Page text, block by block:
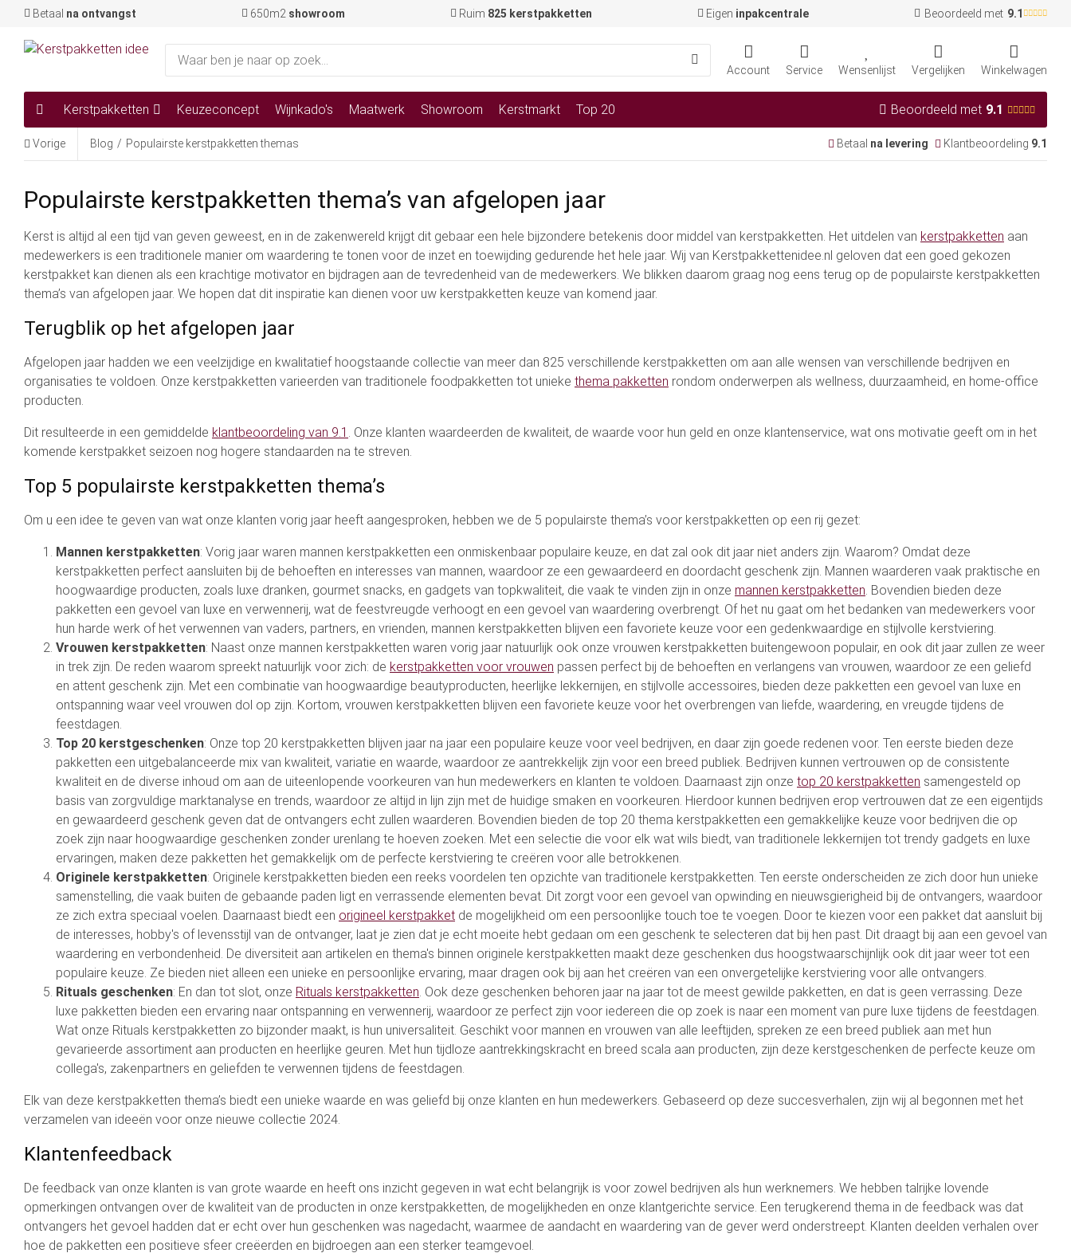
Betaal na ontvangst 650m2 showroom Ruim 825 kerstpakketten Eigen inpakcentrale Beoordeeld met 9.1
Account Service Wensenlijst Vergelijken Winkelwagen
Kerstpakketten Keuzeconcept Wijnkado's Maatwerk Showroom Kerstmarkt Top 20 Beoordeeld met 9.1
Vorige Blog / Populairste kerstpakketten themas Betaal na levering Klantbeoordeling 9.1
Populairste kerstpakketten thema’s van afgelopen jaar
Kerst is altijd al een tijd van geven geweest, en in de zakenwereld krijgt dit gebaar een hele bijzondere betekenis door middel van kerstpakketten. Het uitdelen van kerstpakketten aan
medewerkers is een traditionele manier om waardering te tonen voor de inzet en toewijding gedurende het hele jaar. Wij van Kerstpakkettenidee.nl geloven dat een goed gekozen
kerstpakket kan dienen als een krachtige motivator en bijdragen aan de tevredenheid van de medewerkers. We blikken daarom graag nog eens terug op de populairste kerstpakketten
thema’s van afgelopen jaar. We hopen dat dit inspiratie kan dienen voor uw kerstpakketten keuze van komend jaar.
Terugblik op het afgelopen jaar
Afgelopen jaar hadden we een veelzijdige en kwalitatief hoogstaande collectie van meer dan 825 verschillende kerstpakketten om aan alle wensen van verschillende bedrijven en
organisaties te voldoen. Onze kerstpakketten varieerden van traditionele foodpakketten tot unieke thema pakketten rondom onderwerpen als wellness, duurzaamheid, en home-office
producten.
Dit resulteerde in een gemiddelde klantbeoordeling van 9.1 . Onze klanten waardeerden de kwaliteit, de waarde voor hun geld en onze klantenservice, wat ons motivatie geeft om in het
komende kerstpakket seizoen nog hogere standaarden na te streven.
Top 5 populairste kerstpakketten thema’s
Om u een idee te geven van wat onze klanten vorig jaar heeft aangesproken, hebben we de 5 populairste thema’s voor kerstpakketten op een rij gezet:
Mannen kerstpakketten: Vorig jaar waren mannen kerstpakketten een onmiskenbaar populaire keuze, en dat zal ook dit jaar niet anders zijn. Waarom? Omdat deze
kerstpakketten perfect aansluiten bij de behoeften en interesses van mannen, waardoor ze een gewaardeerd en doordacht geschenk zijn. Mannen waarderen vaak praktische en
hoogwaardige producten, zoals luxe dranken, gourmet snacks, en gadgets van topkwaliteit, die vaak te vinden zijn in onze mannen kerstpakketten. Bovendien bieden deze
pakketten een gevoel van luxe en verwennerij, wat de feestvreugde verhoogt en een gevoel van waardering overbrengt. Of het nu gaat om het bedanken van medewerkers voor
hun harde werk of het verwennen van vaders, partners, en vrienden, mannen kerstpakketten blijven een favoriete keuze voor een gedenkwaardige en stijlvolle kerstviering.
Vrouwen kerstpakketten: Naast onze mannen kerstpakketten waren vorig jaar natuurlijk ook onze vrouwen kerstpakketten buitengewoon populair, en ook dit jaar zullen ze weer
in trek zijn. De reden waarom spreekt natuurlijk voor zich: de kerstpakketten voor vrouwen passen perfect bij de behoeften en verlangens van vrouwen, waardoor ze een geliefd
en attent geschenk zijn. Met een combinatie van hoogwaardige beautyproducten, heerlijke lekkernijen, en stijlvolle accessoires, bieden deze pakketten een gevoel van luxe en
ontspanning waar veel vrouwen dol op zijn. Kortom, vrouwen kerstpakketten blijven een favoriete keuze voor het overbrengen van liefde, waardering, en vreugde tijdens de
feestdagen.
Top 20 kerstgeschenken: Onze top 20 kerstpakketten blijven jaar na jaar een populaire keuze voor veel bedrijven, en daar zijn goede redenen voor. Ten eerste bieden deze
pakketten een uitgebalanceerde mix van kwaliteit, variatie en waarde, waardoor ze aantrekkelijk zijn voor een breed publiek. Bedrijven kunnen vertrouwen op de consistente
kwaliteit en de diverse inhoud om aan de uiteenlopende voorkeuren van hun medewerkers en klanten te voldoen. Daarnaast zijn onze top 20 kerstpakketten samengesteld op
basis van zorgvuldige marktanalyse en trends, waardoor ze altijd in lijn zijn met de huidige smaken en voorkeuren. Hierdoor kunnen bedrijven erop vertrouwen dat ze een eigentijds
en gewaardeerd geschenk geven dat de ontvangers echt zullen waarderen. Bovendien bieden de top 20 thema kerstpakketten een gemakkelijke keuze voor bedrijven die op
zoek zijn naar hoogwaardige geschenken zonder urenlang te hoeven zoeken. Met een selectie die voor elk wat wils biedt, van traditionele lekkernijen tot trendy gadgets en luxe
ervaringen, maken deze pakketten het gemakkelijk om de perfecte kerstviering te creëren voor alle betrokkenen.
Originele kerstpakketten: Originele kerstpakketten bieden een reeks voordelen ten opzichte van traditionele kerstpakketten. Ten eerste onderscheiden ze zich door hun unieke
samenstelling, die vaak buiten de gebaande paden ligt en verrassende elementen bevat. Dit zorgt voor een gevoel van opwinding en nieuwsgierigheid bij de ontvangers, waardoor
ze zich extra speciaal voelen. Daarnaast biedt een origineel kerstpakket de mogelijkheid om een persoonlijke touch toe te voegen. Door te kiezen voor een pakket dat aansluit bij
de interesses, hobby's of levensstijl van de ontvanger, laat je zien dat je echt moeite hebt gedaan om een geschenk te selecteren dat bij hen past. Dit draagt bij aan een gevoel van
waardering en verbondenheid. De diversiteit aan artikelen en thema's binnen originele kerstpakketten maakt deze geschenken dus hoogstwaarschijnlijk ook dit jaar weer tot een
populaire keuze. Ze bieden niet alleen een unieke en persoonlijke ervaring, maar dragen ook bij aan het creëren van een onvergetelijke kerstviering voor alle ontvangers.
Rituals geschenken: En dan tot slot, onze Rituals kerstpakketten. Ook deze geschenken behoren jaar na jaar tot de meest gewilde pakketten, en dat is geen verrassing. Deze
luxe pakketten bieden een ervaring naar ontspanning en verwennerij, waardoor ze perfect zijn voor iedereen die op zoek is naar een moment van pure luxe tijdens de feestdagen.
Wat onze Rituals kerstpakketten zo bijzonder maakt, is hun universaliteit. Geschikt voor mannen en vrouwen van alle leeftijden, spreken ze een breed publiek aan met hun
gevarieerde assortiment aan producten en heerlijke geuren. Met hun tijdloze aantrekkingskracht en breed scala aan producten, zijn deze kerstgeschenken de perfecte keuze om
collega's, zakenpartners en geliefden te verwennen tijdens de feestdagen.
Elk van deze kerstpakketten thema’s biedt een unieke waarde en was geliefd bij onze klanten en hun medewerkers. Gebaseerd op deze succesverhalen, zijn wij al begonnen met het
verzamelen van ideeën voor onze nieuwe collectie 2024.
Klantenfeedback
De feedback van onze klanten is van grote waarde en heeft ons inzicht gegeven in wat echt belangrijk is voor zowel bedrijven als hun werknemers. We hebben talrijke lovende
opmerkingen ontvangen over de kwaliteit van de producten in onze kerstpakketten, de mogelijkheden en onze klantgerichte service. Een terugkerend thema in de feedback was dat
ontvangers het gevoel hadden dat er echt over hun geschenken was nagedacht, waarmee de aandacht en waardering van de gever werd onderstreept. Klanten deelden verhalen over
hoe de pakketten een positieve sfeer creëerden en bijdroegen aan een sterker teamgevoel.